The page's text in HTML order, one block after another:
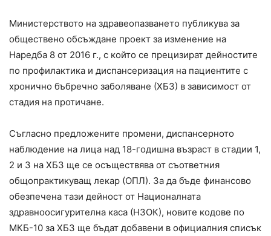
Министерството на здравеопазването публикува за
обществено обсъждане проект за изменение на
Наредба 8 от 2016 г., с който се прецизират дейностите
по профилактика и диспансеризация на пациентите с
хронично бъбречно заболяване (ХБЗ) в зависимост от
стадия на протичане.
Съгласно предложените промени, диспансерното
наблюдение на лица над 18-годишна възраст в стадии 1,
2 и 3 на ХБЗ ще се осъществява от съответния
общопрактикуващ лекар (ОПЛ). За да бъде финансово
обезпечена тази дейност от Националната
здравноосигурителна каса (НЗОК), новите кодове по
МКБ-10 за ХБЗ ще бъдат добавени в официалния списък